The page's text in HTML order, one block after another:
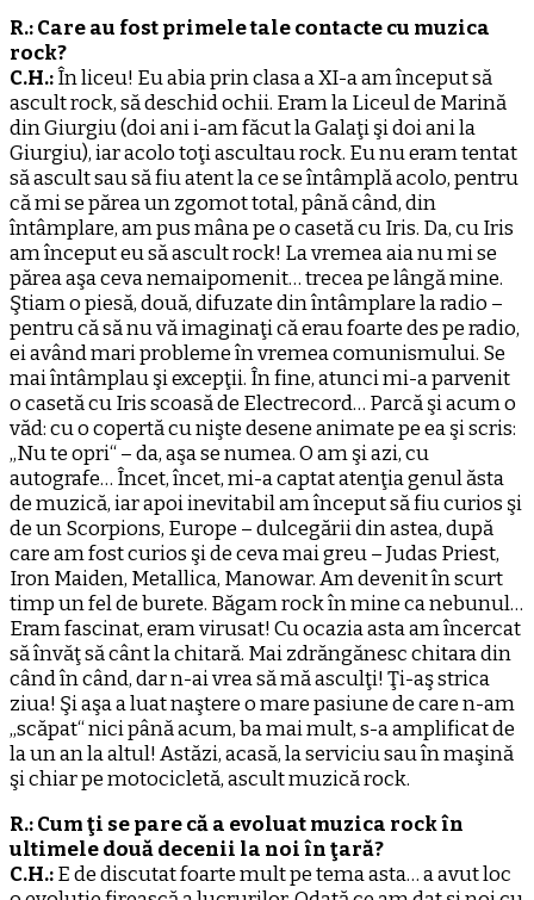
R.: Care au fost primele tale contacte cu muzica
rock?
C.H.:În liceu! Eu abia prin clasa a XI-a am început să
ascult rock, să deschid ochii. Eram la Liceul de Marină
din Giurgiu (doi ani i-am făcut la Galaţi şi doi ani la
Giurgiu), iar acolo toţi ascultau rock. Eu nu eram tentat
să ascult sau să fiu atent la ce se întâmplă acolo, pentru
că mi se părea un zgomot total, până când, din
întâmplare, am pus mâna pe o casetă cu Iris. Da, cu Iris
am început eu să ascult rock! La vremea aia nu mi se
părea aşa ceva nemaipomenit… trecea pe lângă mine.
Ştiam o piesă, două, difuzate din întâmplare la radio –
pentru că să nu vă imaginaţi că erau foarte des pe radio,
ei având mari probleme în vremea comunismului. Se
mai întâmplau şi excepţii. În fine, atunci mi-a parvenit
o casetă cu Iris scoasă de Electrecord… Parcă şi acum o
văd: cu o copertă cu nişte desene animate pe ea şi scris:
„Nu te opri“ – da, aşa se numea. O am şi azi, cu
autografe… Încet, încet, mi-a captat atenţia genul ăsta
de muzică, iar apoi inevitabil am început să fiu curios şi
de un Scorpions, Europe – dulcegării din astea, după
care am fost curios şi de ceva mai greu – Judas Priest,
Iron Maiden, Metallica, Manowar. Am devenit în scurt
timp un fel de burete. Băgam rock în mine ca nebunul…
Eram fascinat, eram virusat! Cu ocazia asta am încercat
să învăţ să cânt la chitară. Mai zdrăngănesc chitara din
când în când, dar n-ai vrea să mă asculţi! Ţi-aş strica
ziua! Şi aşa a luat naştere o mare pasiune de care n-am
„scăpat“ nici până acum, ba mai mult, s-a amplificat de
la un an la altul! Astăzi, acasă, la serviciu sau în maşină
şi chiar pe motocicletă, ascult muzică rock.
R.: Cum ţi se pare că a evoluat muzica rock în
ultimele două decenii la noi în ţară?
C.H.:E de discutat foarte mult pe tema asta… a avut loc